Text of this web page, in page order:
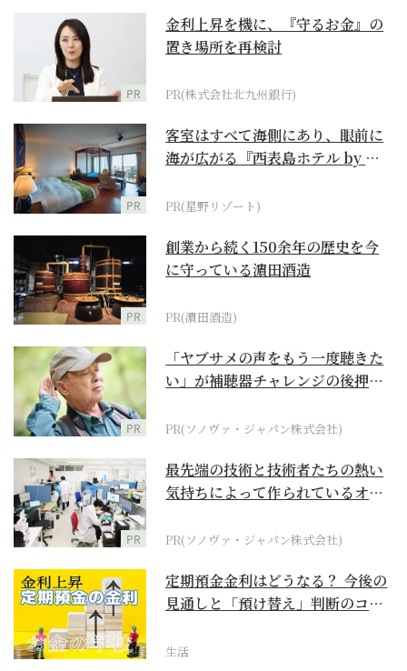
PR
金利上昇を機に、『守るお金』の
置き場所を再検討
PR(株式会社北九州銀行)
PR
客室はすべて海側にあり、眼前に
海が広がる『西表島ホテル by 星
PR(星野リゾート)
PR
創業から続く150余年の歴史を今
に守っている濵田酒造
PR(濵田酒造)
PR
「ヤブサメの声をもう一度聴きた
い」が補聴器チャレンジの後押し
PR(ソノヴァ・ジャパン株式会社)
PR
最先端の技術と技術者たちの熱い
気持ちによって作られているオー
PR(ソノヴァ・ジャパン株式会社)
定期預金金利はどうなる？ 今後の
見通しと「預け替え」判断のコツ
生活